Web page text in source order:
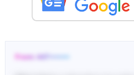
From: 447••••••••